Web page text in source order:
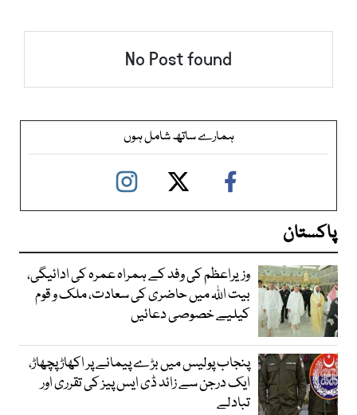
No Post found
ہمارے ساتھ شامل ہوں
پاکستان
وزیراعظم کی وفد کے ہمراہ عمرہ کی ادائیگی،
بیت اللہ میں حاضری کی سعادت، ملک و قوم
کیلیے خصوصی دعائیں
پنجاب پولیس میں بڑے پیمانے پر اکھاڑ پچھاڑ،
ایک درجن سے زائد ڈی ایس پیز کی تقرری اور
تبادلے